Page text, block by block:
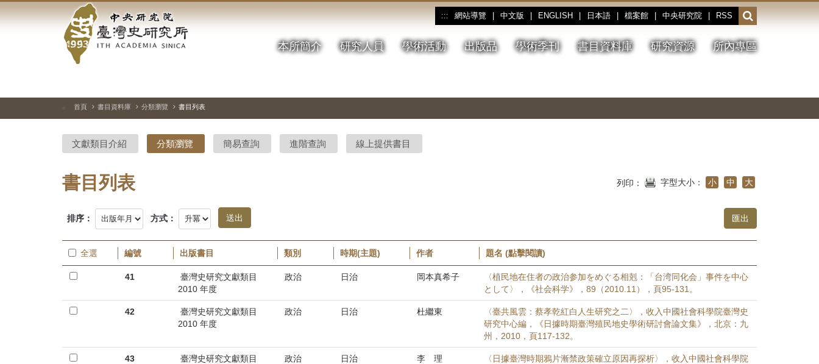
到
中
央
研
院-
臺
灣
史
究
所-
首
頁
::: 網站導覽 中文版 ENGLISH 日本語 檔案館 中央研究院 RSS
開
啟
或
收
本所簡介 研究人員 學術活動 出版品 學術季刊 書目資料庫 研究資源 所內專區
停、
圖
圖
結
::: 首頁 書目資料庫 分類瀏覽 書目列表
文獻類目介紹 分類瀏覽 簡易查詢 進階查詢 線上提供書目
書目列表 列印： 字型大小： 小 中 大
排序： 方式：
全選 編號 出版書目 類別 時期(主題) 作者 題名 (點擊閱讀)
41
臺灣史研究文獻類目
2010 年度
政治 日治 岡本真希子
〈植民地在住者の政治参加をめぐる相剋：「台湾同化会」事件を中心
として〉，《社会科学》，89（2010.11），頁95-131。
42
臺灣史研究文獻類目
2010 年度
政治 日治 杜繼東
〈臺共風雲：蔡孝乾紅白人生研究之二〉，收入中國社會科學院臺灣史
研究中心編，《日據時期臺灣殖民地史學術研討會論文集》，北京：九
州，2010，頁117-132。
43
臺灣史研究文獻類目
政治 日治 李 理
〈日據臺灣時期鴉片漸禁政策確立原因再探析〉，收入中國社會科學院